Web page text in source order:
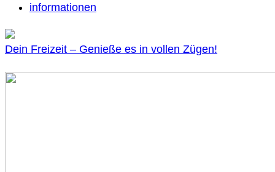
informationen
Dein Freizeit – Genieße es in vollen Zügen!